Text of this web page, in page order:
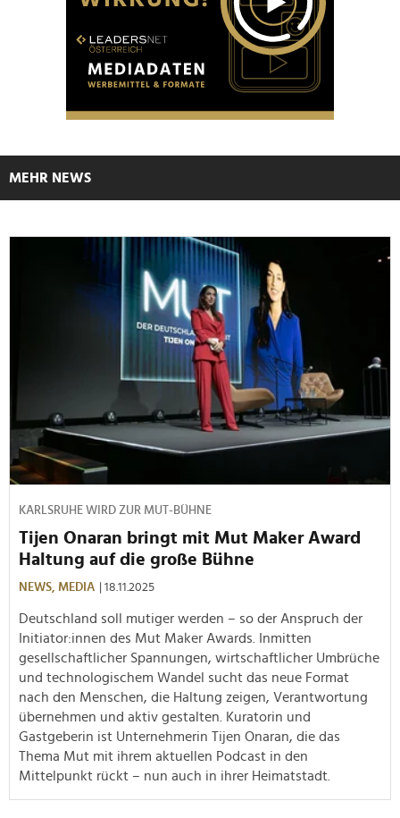
MEHR NEWS
KARLSRUHE WIRD ZUR MUT-BÜHNE
Tijen Onaran bringt mit Mut Maker Award
Haltung auf die große Bühne
NEWS, MEDIA | 18.11.2025
Deutschland soll mutiger werden – so der Anspruch der
Initiator:innen des Mut Maker Awards. Inmitten
gesellschaftlicher Spannungen, wirtschaftlicher Umbrüche
und technologischem Wandel sucht das neue Format
nach den Menschen, die Haltung zeigen, Verantwortung
übernehmen und aktiv gestalten. Kuratorin und
Gastgeberin ist Unternehmerin Tijen Onaran, die das
Thema Mut mit ihrem aktuellen Podcast in den
Mittelpunkt rückt – nun auch in ihrer Heimatstadt.